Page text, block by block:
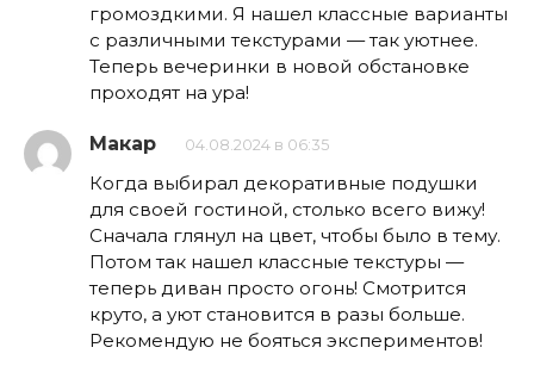
громоздкими. Я нашел классные варианты
с различными текстурами — так уютнее.
Теперь вечеринки в новой обстановке
проходят на ура!
Макар 04.08.2024 в 06:35
Когда выбирал декоративные подушки
для своей гостиной, столько всего вижу!
Сначала глянул на цвет, чтобы было в тему.
Потом так нашел классные текстуры —
теперь диван просто огонь! Смотрится
круто, а уют становится в разы больше.
Рекомендую не бояться экспериментов!